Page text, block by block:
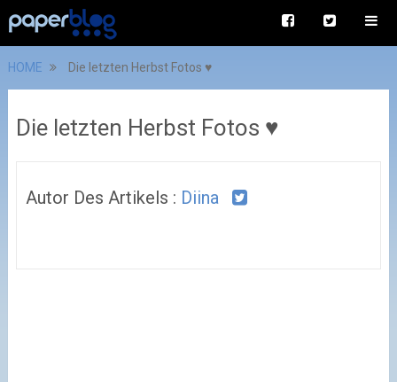
HOME Die letzten Herbst Fotos ♥
Die letzten Herbst Fotos ♥
Autor Des Artikels : Diina